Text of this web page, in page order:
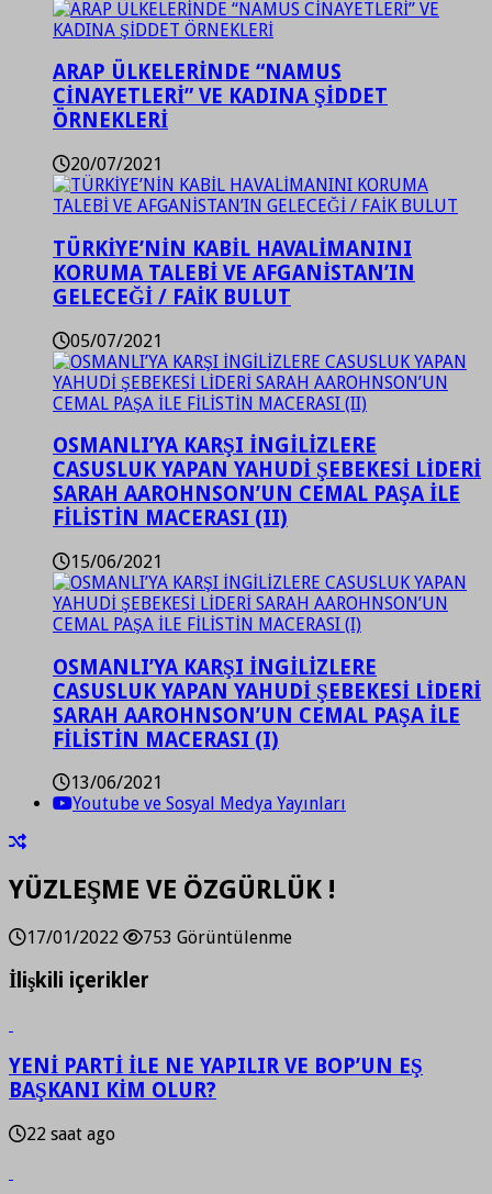
ARAP ÜLKELERİNDE “NAMUS
CİNAYETLERİ” VE KADINA ŞİDDET
ÖRNEKLERİ
20/07/2021
TÜRKİYE’NİN KABİL HAVALİMANINI
KORUMA TALEBİ VE AFGANİSTAN’IN
GELECEĞİ / FAİK BULUT
05/07/2021
OSMANLI’YA KARŞI İNGİLİZLERE
CASUSLUK YAPAN YAHUDİ ŞEBEKESİ LİDERİ
SARAH AAROHNSON’UN CEMAL PAŞA İLE
FİLİSTİN MACERASI (II)
15/06/2021
OSMANLI’YA KARŞI İNGİLİZLERE
CASUSLUK YAPAN YAHUDİ ŞEBEKESİ LİDERİ
SARAH AAROHNSON’UN CEMAL PAŞA İLE
FİLİSTİN MACERASI (I)
13/06/2021
Youtube ve Sosyal Medya Yayınları
YÜZLEŞME VE ÖZGÜRLÜK !
17/01/2022 753 Görüntülenme
İlişkili içerikler
YENİ PARTİ İLE NE YAPILIR VE BOP’UN EŞ
BAŞKANI KİM OLUR?
22 saat ago